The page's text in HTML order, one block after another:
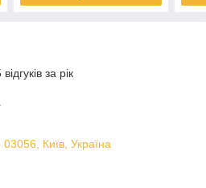
за рік
Київ, Україна